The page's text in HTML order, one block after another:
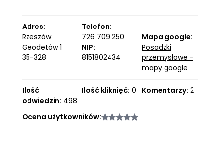
Adres:
Rzeszów
Geodetów 1
35-328
Telefon:
726 709 250
NIP:
8151802434
Mapa google:
Posadzki
przemysłowe -
mapy google
Ilość
odwiedzin: 498
Ilość kliknięć: 0 Komentarzy: 2
Ocena użytkowników: